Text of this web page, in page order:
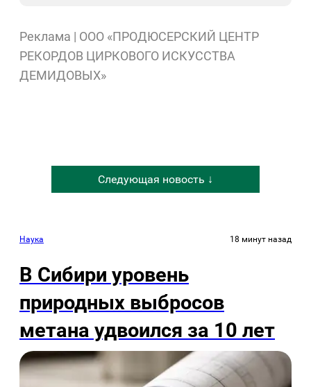
Реклама | ООО «ПРОДЮСЕРСКИЙ ЦЕНТР
РЕКОРДОВ ЦИРКОВОГО ИСКУССТВА
ДЕМИДОВЫХ»
Следующая новость ↓
Наука 18 минут назад
В Сибири уровень
природных выбросов
метана удвоился за 10 лет